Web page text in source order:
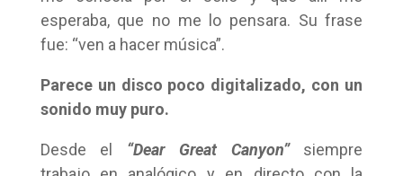
esperaba, que no me lo pensara. Su frase
fue: “ven a hacer música”.
Parece un disco poco digitalizado, con un
sonido muy puro.
Desde el “Dear Great Canyon”siempre